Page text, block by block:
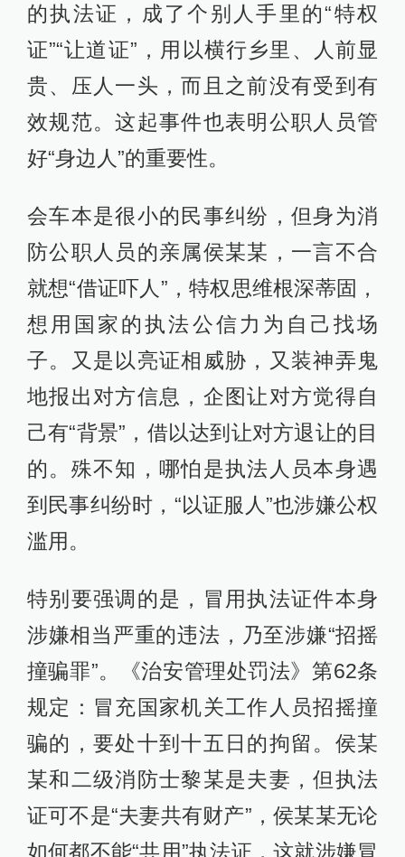
的执法证，成了个别人手里的“特权
证”“让道证”，用以横行乡里、人前显
贵、压人一头，而且之前没有受到有
效规范。这起事件也表明公职人员管
好“身边人”的重要性。
会车本是很小的民事纠纷，但身为消
防公职人员的亲属侯某某，一言不合
就想“借证吓人”，特权思维根深蒂固，
想用国家的执法公信力为自己找场
子。又是以亮证相威胁，又装神弄鬼
地报出对方信息，企图让对方觉得自
己有“背景”，借以达到让对方退让的目
的。殊不知，哪怕是执法人员本身遇
到民事纠纷时，“以证服人”也涉嫌公权
滥用。
特别要强调的是，冒用执法证件本身
涉嫌相当严重的违法，乃至涉嫌“招摇
撞骗罪”。《治安管理处罚法》第62条
规定：冒充国家机关工作人员招摇撞
骗的，要处十到十五日的拘留。侯某
某和二级消防士黎某是夫妻，但执法
证可不是“夫妻共有财产”，侯某某无论
如何都不能“共用”执法证，这就涉嫌冒